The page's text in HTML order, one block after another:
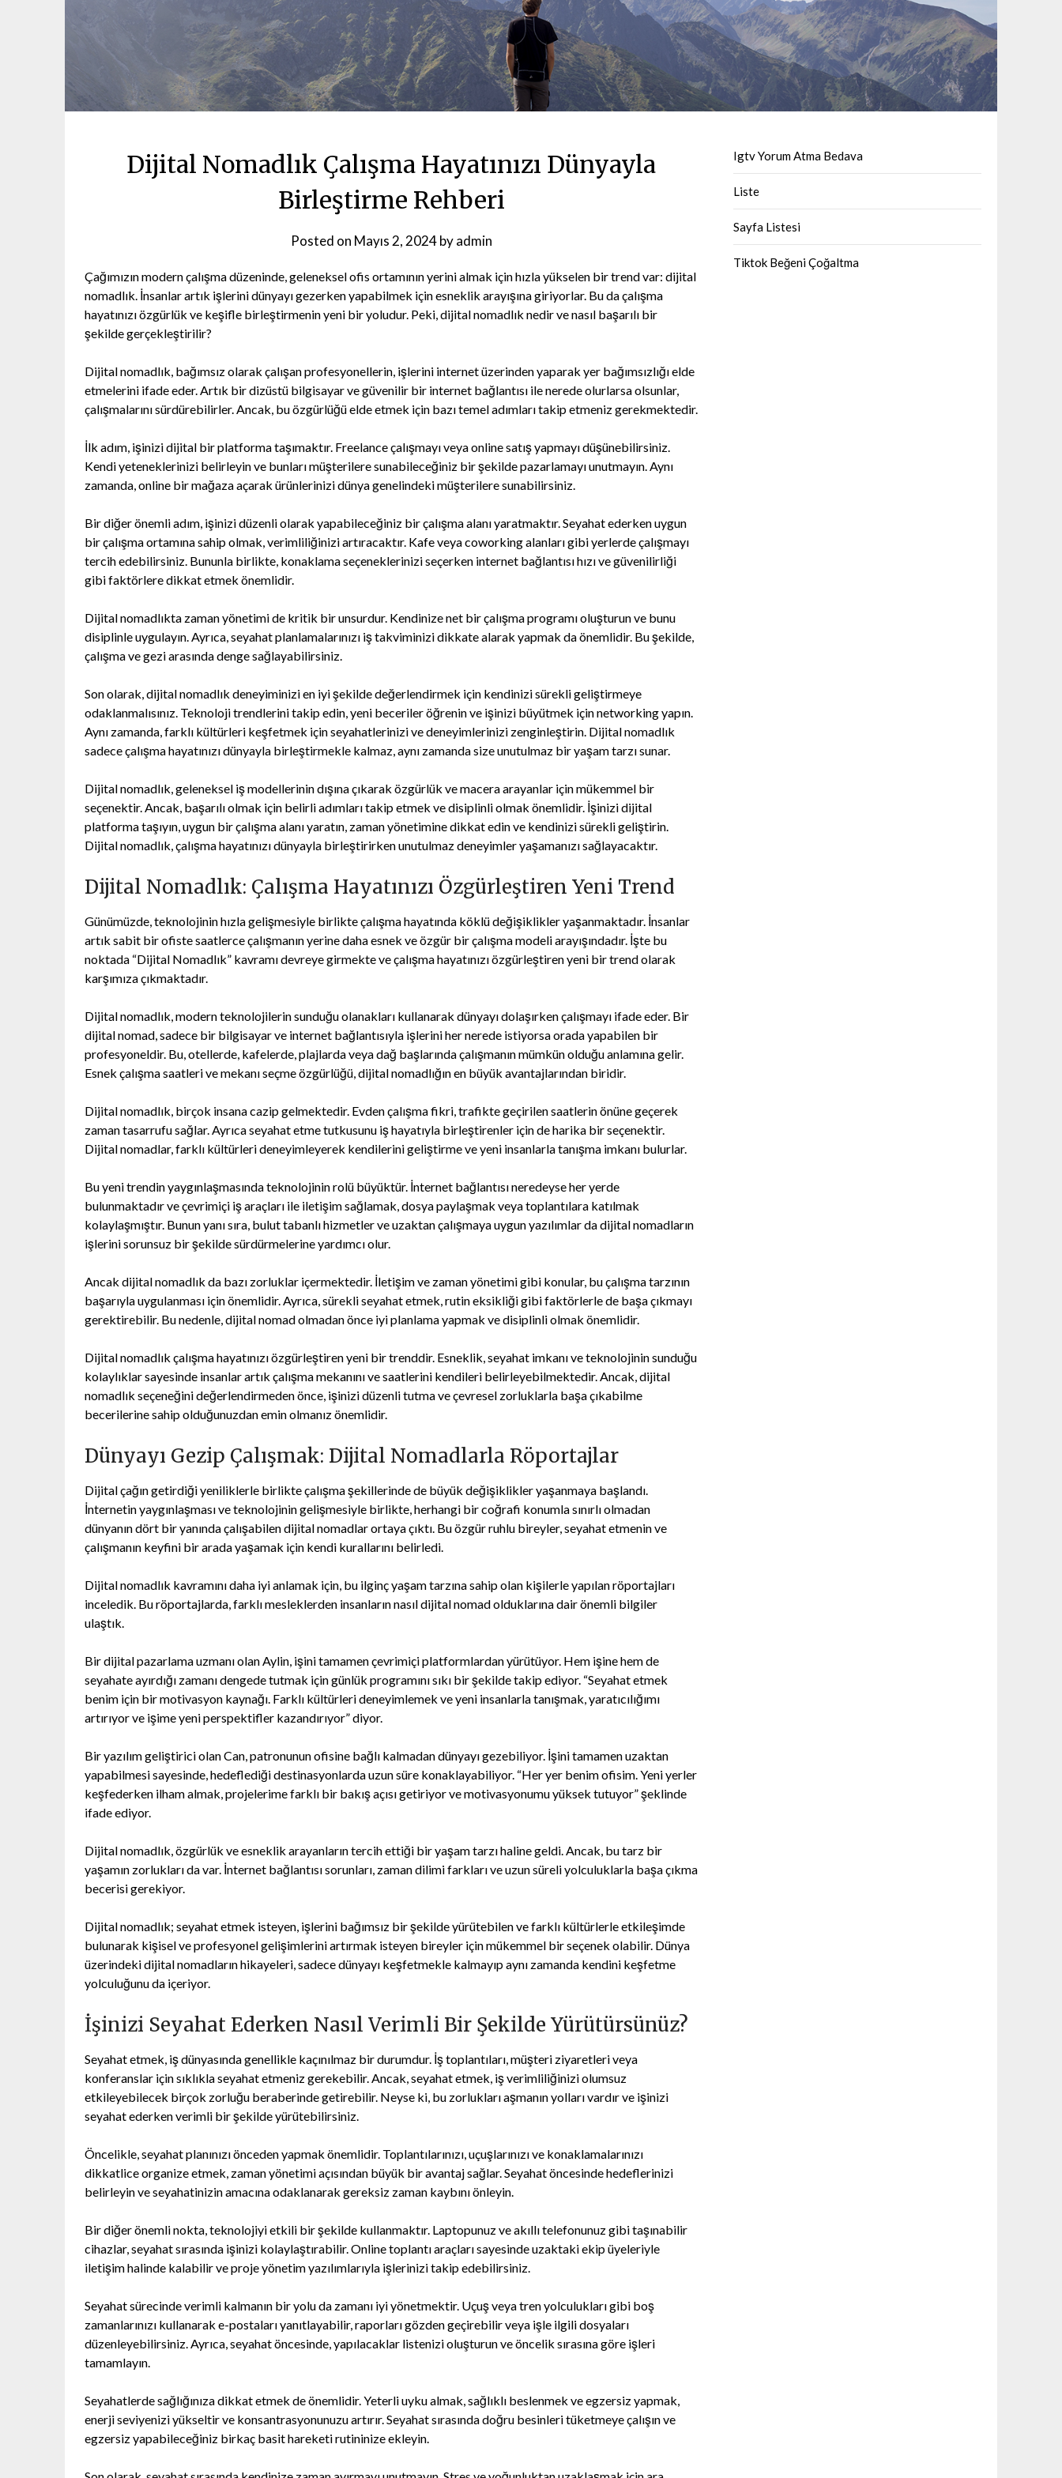
Dijital Nomadlık Çalışma Hayatınızı Dünyayla
Birleştirme Rehberi
Posted on Mayıs 2, 2024byadmin
Çağımızın modern çalışma düzeninde, geleneksel ofis ortamının yerini almak için hızla yükselen bir trend var: dijital
nomadlık. İnsanlar artık işlerini dünyayı gezerken yapabilmek için esneklik arayışına giriyorlar. Bu da çalışma
hayatınızı özgürlük ve keşifle birleştirmenin yeni bir yoludur. Peki, dijital nomadlık nedir ve nasıl başarılı bir
şekilde gerçekleştirilir?
Dijital nomadlık, bağımsız olarak çalışan profesyonellerin, işlerini internet üzerinden yaparak yer bağımsızlığı elde
etmelerini ifade eder. Artık bir dizüstü bilgisayar ve güvenilir bir internet bağlantısı ile nerede olurlarsa olsunlar,
çalışmalarını sürdürebilirler. Ancak, bu özgürlüğü elde etmek için bazı temel adımları takip etmeniz gerekmektedir.
İlk adım, işinizi dijital bir platforma taşımaktır. Freelance çalışmayı veya online satış yapmayı düşünebilirsiniz.
Kendi yeteneklerinizi belirleyin ve bunları müşterilere sunabileceğiniz bir şekilde pazarlamayı unutmayın. Aynı
zamanda, online bir mağaza açarak ürünlerinizi dünya genelindeki müşterilere sunabilirsiniz.
Bir diğer önemli adım, işinizi düzenli olarak yapabileceğiniz bir çalışma alanı yaratmaktır. Seyahat ederken uygun
bir çalışma ortamına sahip olmak, verimliliğinizi artıracaktır. Kafe veya coworking alanları gibi yerlerde çalışmayı
tercih edebilirsiniz. Bununla birlikte, konaklama seçeneklerinizi seçerken internet bağlantısı hızı ve güvenilirliği
gibi faktörlere dikkat etmek önemlidir.
Dijital nomadlıkta zaman yönetimi de kritik bir unsurdur. Kendinize net bir çalışma programı oluşturun ve bunu
disiplinle uygulayın. Ayrıca, seyahat planlamalarınızı iş takviminizi dikkate alarak yapmak da önemlidir. Bu şekilde,
çalışma ve gezi arasında denge sağlayabilirsiniz.
Son olarak, dijital nomadlık deneyiminizi en iyi şekilde değerlendirmek için kendinizi sürekli geliştirmeye
odaklanmalısınız. Teknoloji trendlerini takip edin, yeni beceriler öğrenin ve işinizi büyütmek için networking yapın.
Aynı zamanda, farklı kültürleri keşfetmek için seyahatlerinizi ve deneyimlerinizi zenginleştirin. Dijital nomadlık
sadece çalışma hayatınızı dünyayla birleştirmekle kalmaz, aynı zamanda size unutulmaz bir yaşam tarzı sunar.
Dijital nomadlık, geleneksel iş modellerinin dışına çıkarak özgürlük ve macera arayanlar için mükemmel bir
seçenektir. Ancak, başarılı olmak için belirli adımları takip etmek ve disiplinli olmak önemlidir. İşinizi dijital
platforma taşıyın, uygun bir çalışma alanı yaratın, zaman yönetimine dikkat edin ve kendinizi sürekli geliştirin.
Dijital nomadlık, çalışma hayatınızı dünyayla birleştirirken unutulmaz deneyimler yaşamanızı sağlayacaktır.
Dijital Nomadlık: Çalışma Hayatınızı Özgürleştiren Yeni Trend
Günümüzde, teknolojinin hızla gelişmesiyle birlikte çalışma hayatında köklü değişiklikler yaşanmaktadır. İnsanlar
artık sabit bir ofiste saatlerce çalışmanın yerine daha esnek ve özgür bir çalışma modeli arayışındadır. İşte bu
noktada “Dijital Nomadlık” kavramı devreye girmekte ve çalışma hayatınızı özgürleştiren yeni bir trend olarak
karşımıza çıkmaktadır.
Dijital nomadlık, modern teknolojilerin sunduğu olanakları kullanarak dünyayı dolaşırken çalışmayı ifade eder. Bir
dijital nomad, sadece bir bilgisayar ve internet bağlantısıyla işlerini her nerede istiyorsa orada yapabilen bir
profesyoneldir. Bu, otellerde, kafelerde, plajlarda veya dağ başlarında çalışmanın mümkün olduğu anlamına gelir.
Esnek çalışma saatleri ve mekanı seçme özgürlüğü, dijital nomadlığın en büyük avantajlarından biridir.
Dijital nomadlık, birçok insana cazip gelmektedir. Evden çalışma fikri, trafikte geçirilen saatlerin önüne geçerek
zaman tasarrufu sağlar. Ayrıca seyahat etme tutkusunu iş hayatıyla birleştirenler için de harika bir seçenektir.
Dijital nomadlar, farklı kültürleri deneyimleyerek kendilerini geliştirme ve yeni insanlarla tanışma imkanı bulurlar.
Bu yeni trendin yaygınlaşmasında teknolojinin rolü büyüktür. İnternet bağlantısı neredeyse her yerde
bulunmaktadır ve çevrimiçi iş araçları ile iletişim sağlamak, dosya paylaşmak veya toplantılara katılmak
kolaylaşmıştır. Bunun yanı sıra, bulut tabanlı hizmetler ve uzaktan çalışmaya uygun yazılımlar da dijital nomadların
işlerini sorunsuz bir şekilde sürdürmelerine yardımcı olur.
Ancak dijital nomadlık da bazı zorluklar içermektedir. İletişim ve zaman yönetimi gibi konular, bu çalışma tarzının
başarıyla uygulanması için önemlidir. Ayrıca, sürekli seyahat etmek, rutin eksikliği gibi faktörlerle de başa çıkmayı
gerektirebilir. Bu nedenle, dijital nomad olmadan önce iyi planlama yapmak ve disiplinli olmak önemlidir.
Dijital nomadlık çalışma hayatınızı özgürleştiren yeni bir trenddir. Esneklik, seyahat imkanı ve teknolojinin sunduğu
kolaylıklar sayesinde insanlar artık çalışma mekanını ve saatlerini kendileri belirleyebilmektedir. Ancak, dijital
nomadlık seçeneğini değerlendirmeden önce, işinizi düzenli tutma ve çevresel zorluklarla başa çıkabilme
becerilerine sahip olduğunuzdan emin olmanız önemlidir.
Dünyayı Gezip Çalışmak: Dijital Nomadlarla Röportajlar
Dijital çağın getirdiği yeniliklerle birlikte çalışma şekillerinde de büyük değişiklikler yaşanmaya başlandı.
İnternetin yaygınlaşması ve teknolojinin gelişmesiyle birlikte, herhangi bir coğrafi konumla sınırlı olmadan
dünyanın dört bir yanında çalışabilen dijital nomadlar ortaya çıktı. Bu özgür ruhlu bireyler, seyahat etmenin ve
çalışmanın keyfini bir arada yaşamak için kendi kurallarını belirledi.
Dijital nomadlık kavramını daha iyi anlamak için, bu ilginç yaşam tarzına sahip olan kişilerle yapılan röportajları
inceledik. Bu röportajlarda, farklı mesleklerden insanların nasıl dijital nomad olduklarına dair önemli bilgiler
ulaştık.
Bir dijital pazarlama uzmanı olan Aylin, işini tamamen çevrimiçi platformlardan yürütüyor. Hem işine hem de
seyahate ayırdığı zamanı dengede tutmak için günlük programını sıkı bir şekilde takip ediyor. “Seyahat etmek
benim için bir motivasyon kaynağı. Farklı kültürleri deneyimlemek ve yeni insanlarla tanışmak, yaratıcılığımı
artırıyor ve işime yeni perspektifler kazandırıyor” diyor.
Bir yazılım geliştirici olan Can, patronunun ofisine bağlı kalmadan dünyayı gezebiliyor. İşini tamamen uzaktan
yapabilmesi sayesinde, hedeflediği destinasyonlarda uzun süre konaklayabiliyor. “Her yer benim ofisim. Yeni yerler
keşfederken ilham almak, projelerime farklı bir bakış açısı getiriyor ve motivasyonumu yüksek tutuyor” şeklinde
ifade ediyor.
Dijital nomadlık, özgürlük ve esneklik arayanların tercih ettiği bir yaşam tarzı haline geldi. Ancak, bu tarz bir
yaşamın zorlukları da var. İnternet bağlantısı sorunları, zaman dilimi farkları ve uzun süreli yolculuklarla başa çıkma
becerisi gerekiyor.
Dijital nomadlık; seyahat etmek isteyen, işlerini bağımsız bir şekilde yürütebilen ve farklı kültürlerle etkileşimde
bulunarak kişisel ve profesyonel gelişimlerini artırmak isteyen bireyler için mükemmel bir seçenek olabilir. Dünya
üzerindeki dijital nomadların hikayeleri, sadece dünyayı keşfetmekle kalmayıp aynı zamanda kendini keşfetme
yolculuğunu da içeriyor.
İşinizi Seyahat Ederken Nasıl Verimli Bir Şekilde Yürütürsünüz?
Seyahat etmek, iş dünyasında genellikle kaçınılmaz bir durumdur. İş toplantıları, müşteri ziyaretleri veya
konferanslar için sıklıkla seyahat etmeniz gerekebilir. Ancak, seyahat etmek, iş verimliliğinizi olumsuz
etkileyebilecek birçok zorluğu beraberinde getirebilir. Neyse ki, bu zorlukları aşmanın yolları vardır ve işinizi
seyahat ederken verimli bir şekilde yürütebilirsiniz.
Öncelikle, seyahat planınızı önceden yapmak önemlidir. Toplantılarınızı, uçuşlarınızı ve konaklamalarınızı
dikkatlice organize etmek, zaman yönetimi açısından büyük bir avantaj sağlar. Seyahat öncesinde hedeflerinizi
belirleyin ve seyahatinizin amacına odaklanarak gereksiz zaman kaybını önleyin.
Bir diğer önemli nokta, teknolojiyi etkili bir şekilde kullanmaktır. Laptopunuz ve akıllı telefonunuz gibi taşınabilir
cihazlar, seyahat sırasında işinizi kolaylaştırabilir. Online toplantı araçları sayesinde uzaktaki ekip üyeleriyle
iletişim halinde kalabilir ve proje yönetim yazılımlarıyla işlerinizi takip edebilirsiniz.
Seyahat sürecinde verimli kalmanın bir yolu da zamanı iyi yönetmektir. Uçuş veya tren yolculukları gibi boş
zamanlarınızı kullanarak e-postaları yanıtlayabilir, raporları gözden geçirebilir veya işle ilgili dosyaları
düzenleyebilirsiniz. Ayrıca, seyahat öncesinde, yapılacaklar listenizi oluşturun ve öncelik sırasına göre işleri
tamamlayın.
Seyahatlerde sağlığınıza dikkat etmek de önemlidir. Yeterli uyku almak, sağlıklı beslenmek ve egzersiz yapmak,
enerji seviyenizi yükseltir ve konsantrasyonunuzu artırır. Seyahat sırasında doğru besinleri tüketmeye çalışın ve
egzersiz yapabileceğiniz birkaç basit hareketi rutininize ekleyin.
Igtv Yorum Atma Bedava
Liste
Sayfa Listesi
Tiktok Beğeni Çoğaltma